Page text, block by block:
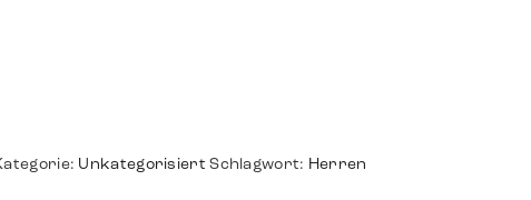
Unkategorisiert Schlagwort: Herren